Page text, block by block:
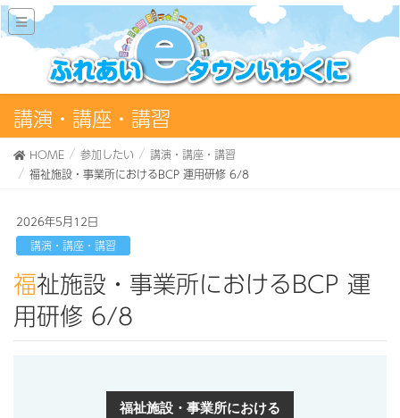
講演・講座・講習
HOME 参加したい
講演・講座・講習
福祉施設・事業所におけるBCP 運用研修 6/8
2026年5月12日
講演・講座・講習
福祉施設・事業所におけるBCP 運
用研修 6/8
福祉施設・事業所における